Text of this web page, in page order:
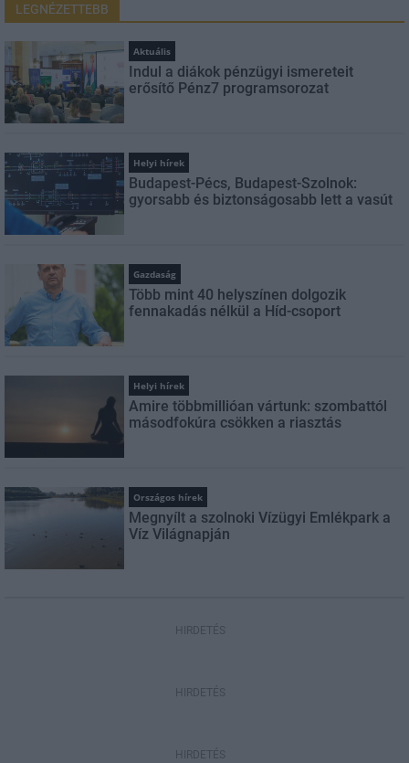
LEGNÉZETTEBB
Aktuális
Indul a diákok pénzügyi ismereteit
erősítő Pénz7 programsorozat
Helyi hírek
Budapest-Pécs, Budapest-Szolnok:
gyorsabb és biztonságosabb lett a vasút
Gazdaság
Több mint 40 helyszínen dolgozik
fennakadás nélkül a Híd-csoport
Helyi hírek
Amire többmillióan vártunk: szombattól
másodfokúra csökken a riasztás
Országos hírek
Megnyílt a szolnoki Vízügyi Emlékpark a
Víz Világnapján
HIRDETÉS
HIRDETÉS
HIRDETÉS